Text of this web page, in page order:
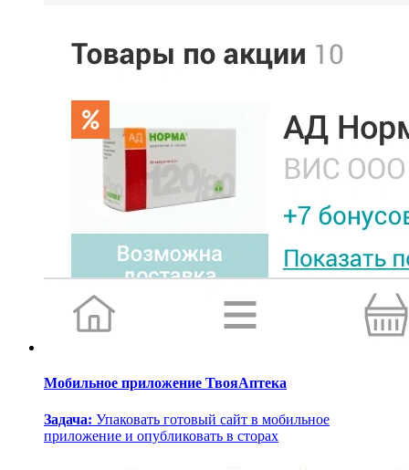
Мобильное приложение ТвояАптека
Задача: Упаковать готовый сайт в мобильное
приложение и опубликовать в сторах